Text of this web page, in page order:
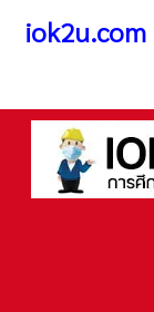
iok2u.com